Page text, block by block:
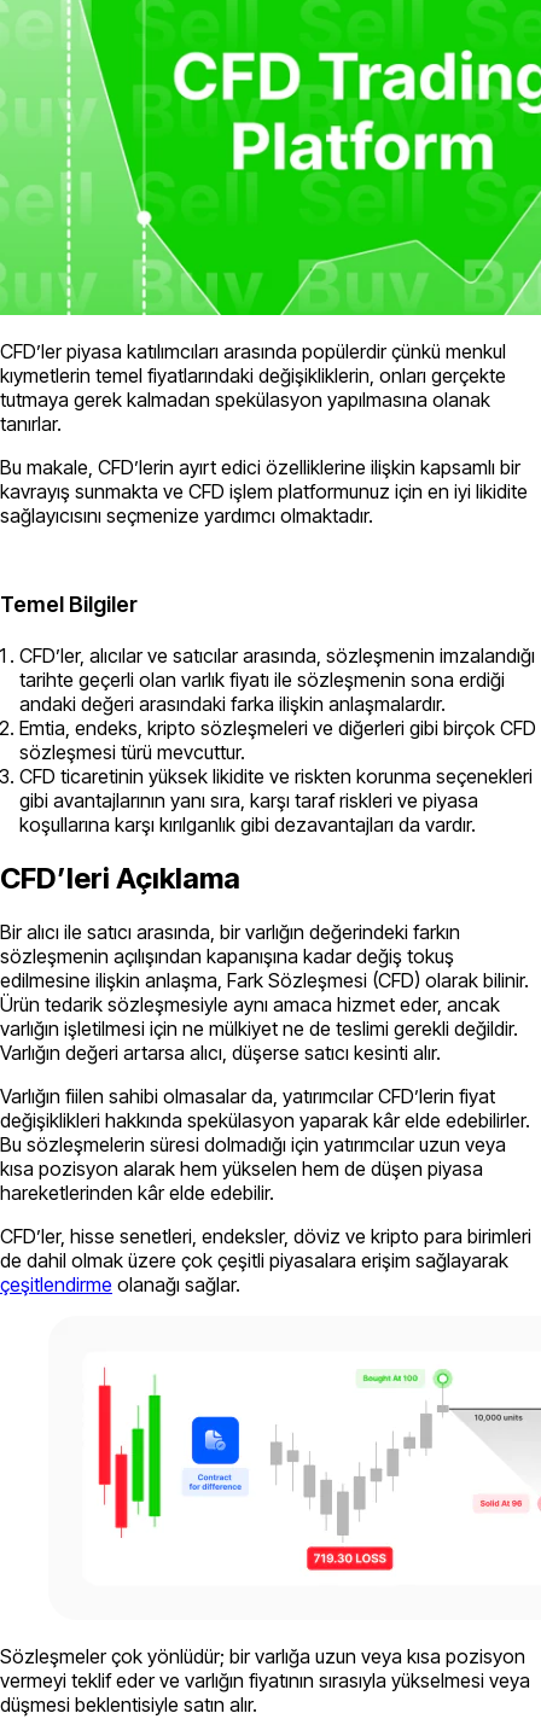
CFD’ler piyasa katılımcıları arasında popülerdir çünkü menkul
kıymetlerin temel fiyatlarındaki değişikliklerin, onları gerçekte
tutmaya gerek kalmadan spekülasyon yapılmasına olanak
tanırlar.
Bu makale, CFD’lerin ayırt edici özelliklerine ilişkin kapsamlı bir
kavrayış sunmakta ve CFD işlem platformunuz için en iyi likidite
sağlayıcısını seçmenize yardımcı olmaktadır.
Temel Bilgiler
CFD’ler, alıcılar ve satıcılar arasında, sözleşmenin imzalandığı
tarihte geçerli olan varlık fiyatı ile sözleşmenin sona erdiği
andaki değeri arasındaki farka ilişkin anlaşmalardır.
Emtia, endeks, kripto sözleşmeleri ve diğerleri gibi birçok CFD
sözleşmesi türü mevcuttur.
CFD ticaretinin yüksek likidite ve riskten korunma seçenekleri
gibi avantajlarının yanı sıra, karşı taraf riskleri ve piyasa
koşullarına karşı kırılganlık gibi dezavantajları da vardır.
CFD’leri Açıklama
Bir alıcı ile satıcı arasında, bir varlığın değerindeki farkın
sözleşmenin açılışından kapanışına kadar değiş tokuş
edilmesine ilişkin anlaşma, Fark Sözleşmesi (CFD) olarak bilinir.
Ürün tedarik sözleşmesiyle aynı amaca hizmet eder, ancak
varlığın işletilmesi için ne mülkiyet ne de teslimi gerekli değildir.
Varlığın değeri artarsa alıcı, düşerse satıcı kesinti alır.
Varlığın fiilen sahibi olmasalar da, yatırımcılar CFD’lerin fiyat
değişiklikleri hakkında spekülasyon yaparak kâr elde edebilirler.
Bu sözleşmelerin süresi dolmadığı için yatırımcılar uzun veya
kısa pozisyon alarak hem yükselen hem de düşen piyasa
hareketlerinden kâr elde edebilir.
CFD’ler, hisse senetleri, endeksler, döviz ve kripto para birimleri
de dahil olmak üzere çok çeşitli piyasalara erişim sağlayarak
çeşitlendirme olanağı sağlar.
Sözleşmeler çok yönlüdür; bir varlığa uzun veya kısa pozisyon
vermeyi teklif eder ve varlığın fiyatının sırasıyla yükselmesi veya
düşmesi beklentisiyle satın alır.